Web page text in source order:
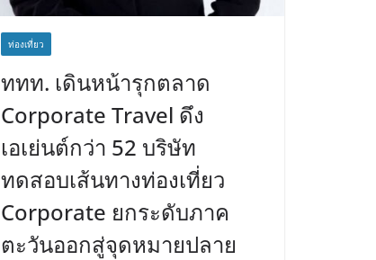
ท่องเที่ยว
ททท. เดินหน้ารุกตลาด
Corporate Travel ดึง
เอเย่นต์กว่า 52 บริษัท
ทดสอบเส้นทางท่องเที่ยว
Corporate ยกระดับภาค
ตะวันออกสู่จุดหมายปลาย